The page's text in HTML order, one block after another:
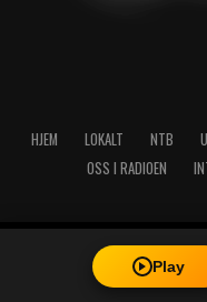
HJEM LOKALT NTB
OSS I RADIOEN
Copyright © 2026 A-
5527 Haugesund -
Play